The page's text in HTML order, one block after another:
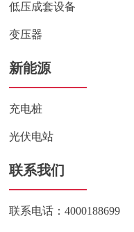
低压成套设备
变压器
新能源
充电桩
光伏电站
联系我们
联系电话：4000188699